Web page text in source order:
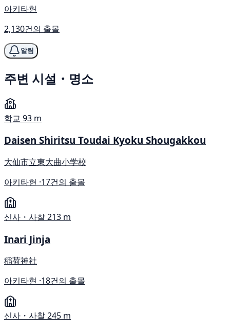
아키타현
2,130건의 출몰
알림
주변 시설・명소
학교 93 m
Daisen Shiritsu Toudai Kyoku Shougakkou
大仙市立東大曲小学校
아키타현 ·17건의 출몰
신사・사찰213 m
Inari Jinja
稲荷神社
아키타현 ·18건의 출몰
신사・사찰245 m